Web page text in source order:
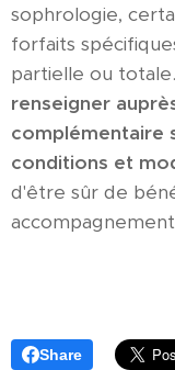
sophrologie,
forfaits
partielle ou totale.
renseigner
complémentaire
conditions et
d'être sûr de
Share